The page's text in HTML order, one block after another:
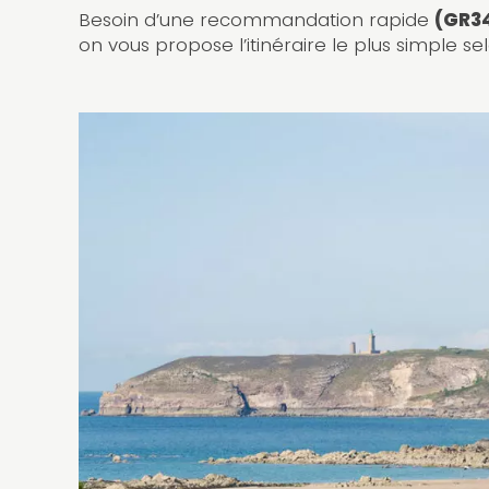
Besoin d’une recommandation rapide
on vous propose l’itinéraire le plus simple